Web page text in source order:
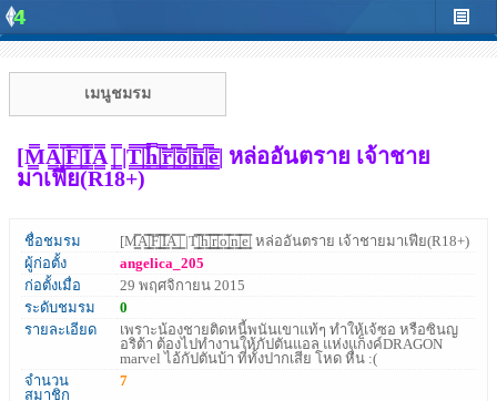
เมนูชมรม
[M͇̿A͇̿|͇̿F͇̿|͇̿I͇̿A͇̿ |͇̿ |T͇̿|͇̿h͇̿|͇̿r͇̿|͇̿o͇̿|͇̿n͇̿|͇̿e͇̿| หล่ออันตราย เจ้าชาย
มาเฟีย(R18+)
ชื่อชมรม
[M͇̿A͇̿|͇̿F͇̿|͇̿I͇̿A͇̿ |͇̿ |T͇̿|͇̿h͇̿|͇̿r͇̿|͇̿o͇̿|͇̿n͇̿|͇̿e͇̿| หล่ออันตราย เจ้าชายมาเฟีย(R18+)
ผู้ก่อตั้ง
angelica_205
ก่อตั้งเมื่อ
29 พฤศจิกายน 2015
ระดับชมรม
0
รายละเอียด
เพราะน้องชายติดหนี้พนันเขาแท้ๆ ทำให้เจ้ซอ หรือซินญ
อริต้า ต้องไปทำงานให้กัปตันแอล แห่งแก็งค์DRAGON
marvel ไอ้กัปตันบ้า ที่ทั้งปากเสีย โหด หื่น :(
จำนวน
สมาชิก
7